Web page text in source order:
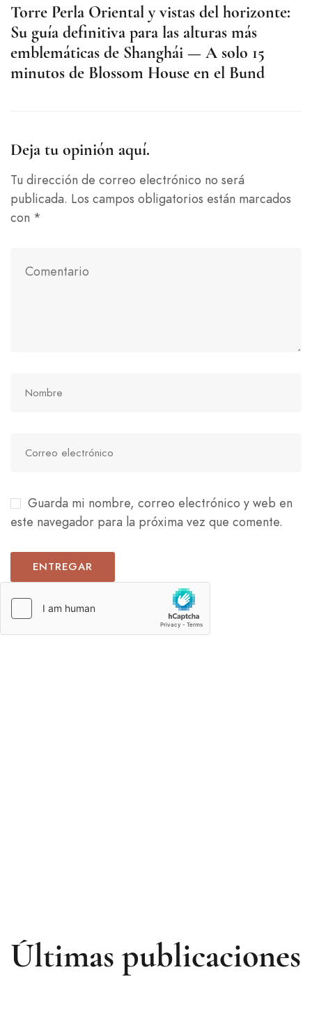
Torre Perla Oriental y vistas del horizonte:
Su guía definitiva para las alturas más
emblemáticas de Shanghái — A solo 15
minutos de Blossom House en el Bund
Deja tu opinión aquí.
Tu dirección de correo electrónico no será
publicada. Los campos obligatorios están marcados
con *
Guarda mi nombre, correo electrónico y web en
este navegador para la próxima vez que comente.
Últimas publicaciones